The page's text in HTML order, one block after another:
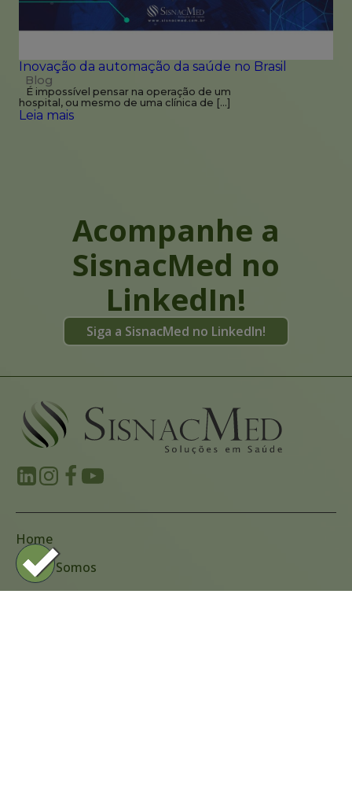
Inovação da automação da saúde no Brasil
Blog
É impossível pensar na operação de um
hospital, ou mesmo de uma clínica de […]
Leia mais
Acompanhe a
SisnacMed no
LinkedIn!
Siga a SisnacMed no LinkedIn!
Home
Quem Somos
Produtos